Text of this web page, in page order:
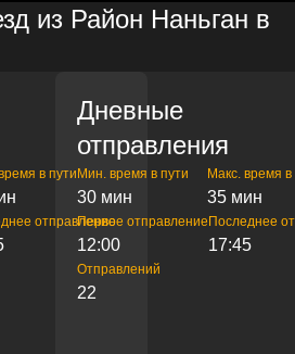
из Район Наньган в
в пути
отправление
Дневные
отправления
Мин. время в пути
30 мин
Макс. время в
35 мин
Первое отправление
12:00
Последнее
17:45
Отправлений
22